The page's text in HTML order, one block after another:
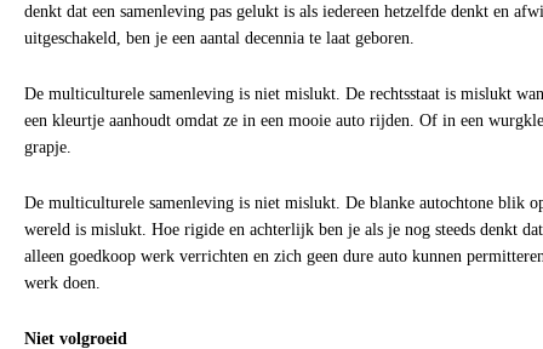
denkt dat een samenleving pas gelukt is als iedereen hetzelfde denkt en
uitgeschakeld, ben je een aantal decennia te laat geboren.
De multiculturele samenleving is niet mislukt. De rechtsstaat is mislukt
een kleurtje aanhoudt omdat ze in een mooie auto rijden. Of in een
grapje.
De multiculturele samenleving is niet mislukt. De blanke autochtone blik
wereld is mislukt. Hoe rigide en achterlijk ben je als je nog steeds denkt
alleen goedkoop werk verrichten en zich geen dure auto kunnen
werk doen.
Niet volgroeid